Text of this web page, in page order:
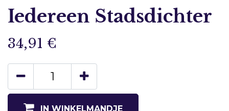
Iedereen Stadsdichter
34,91 €
IN WINKELMANDJE